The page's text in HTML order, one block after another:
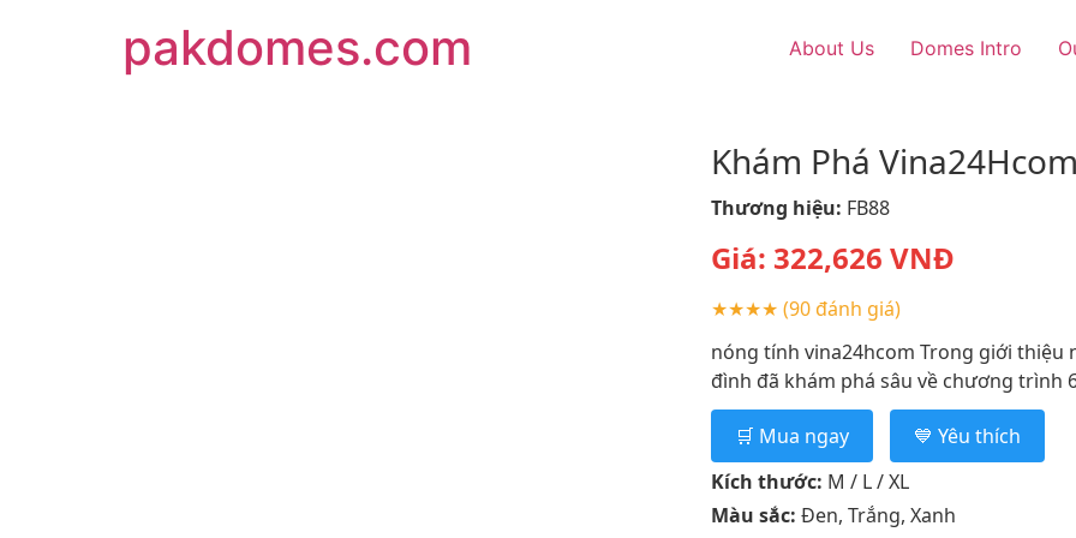
pakdomes.com About Us Domes Intro
Khám Phá
Thương hiệu: FB88
Giá: 322,626 VNĐ
★★★★ (90 đánh giá)
nóng tính vina24hcom Trong giới thiệu
đình đã khám phá sâu về chương trình
🛒 Mua ngay
💙 Yêu thích
Kích thước: M / L / XL
Màu sắc: Đen, Trắng, Xanh